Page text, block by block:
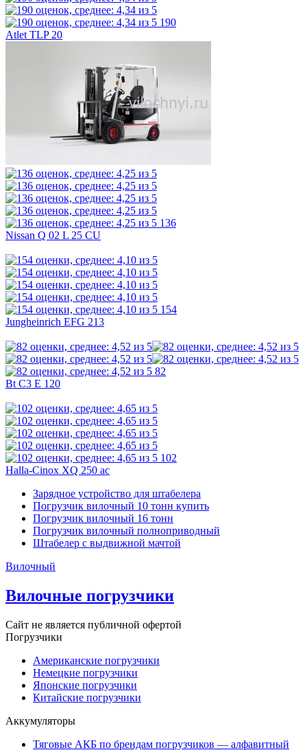
190
Atlet TLP 20
136
Nissan Q 02 L 25 CU
154
Jungheinrich EFG 213
82
Bt C3 E 120
102
Halla-Cinox XQ 250 ac
Зарядное устройство для штабелера
Погрузчик вилочный 10 тонн купить
Погрузчик вилочный 16 тонн
Погрузчик вилочный полноприводный
Штабелер с выдвижной мачтой
Вилочный
Вилочные погрузчики
Сайт не является публичной офертой
Погрузчики
Американские погрузчики
Немецкие погрузчики
Японские погрузчики
Китайские погрузчики
Аккумуляторы
Тяговые АКБ по брендам погрузчиков — алфавитный